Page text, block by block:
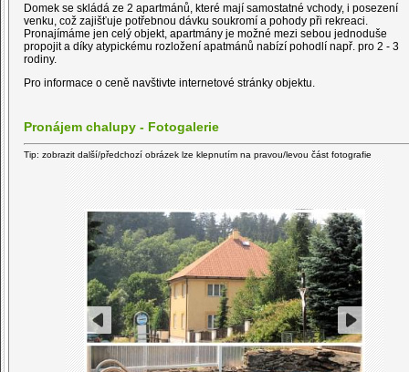
Domek se skládá ze 2 apartmánů, které mají samostatné vchody, i posezení
venku, což zajišťuje potřebnou dávku soukromí a pohody při rekreaci.
Pronajímáme jen celý objekt, apartmány je možné mezi sebou jednoduše
propojit a díky atypickému rozložení apatmánů nabízí pohodlí např. pro 2 - 3
rodiny.
Pro informace o ceně navštivte internetové stránky objektu.
Pronájem chalupy - Fotogalerie
Tip: zobrazit další/předchozí obrázek lze klepnutím na pravou/levou část fotografie